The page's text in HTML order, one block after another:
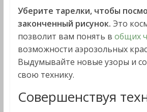
Уберите тарелки, чтобы
законченный рисунок. Это
позволит вам понять в общих
возможности аэрозольных
Выдумывайте новые узоры и
свою технику.
Совершенствуя